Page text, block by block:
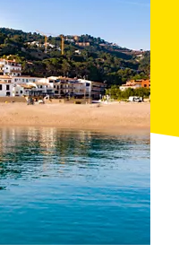
amb algunes